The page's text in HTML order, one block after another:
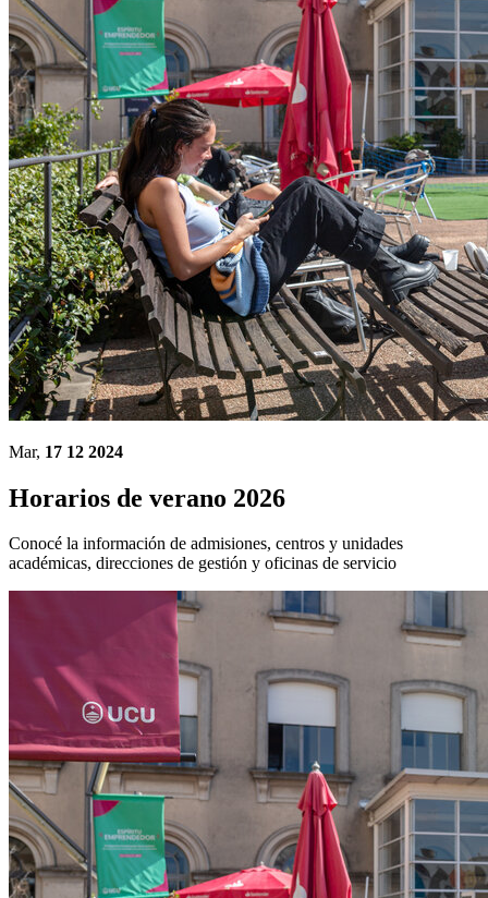
Mar, 17 12 2024
Horarios de verano 2026
Conocé la información de admisiones, centros y unidades
académicas, direcciones de gestión y oficinas de servicio